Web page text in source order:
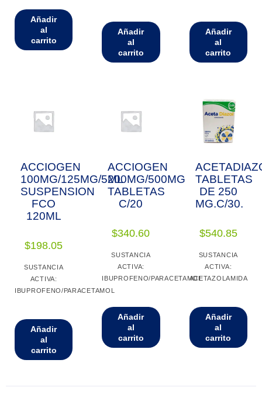
Añadir
al
carrito
Añadir
al
carrito
Añadir
al
carrito
ACCIOGEN
100MG/125MG/5ML
SUSPENSION
FCO
120ML
$198.05
SUSTANCIA
ACTIVA:
IBUPROFENO/PARACETAMOL
Añadir
al
carrito
ACCIOGEN
200MG/500MG
TABLETAS
C/20
$340.60
SUSTANCIA
ACTIVA:
IBUPROFENO/PARACETAMOL
Añadir
al
carrito
TABLETAS
DE 250
MG.C/30.
$540.85
SUSTANCIA
ACTIVA:
ACETAZOLAMIDA
Añadir
al
carrito